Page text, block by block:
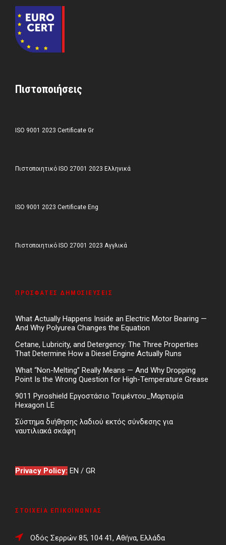
Πιστοποιήσεις
ISO 9001 2023 Certificate Gr
Πιστοποιητικό ISO 27001 2023 Ελληνικά
ISO 9001 2023 Certificate Eng
Πιστοποιητικό ISO 27001 2023 Αγγλικά
ΠΡΌΣΦΑΤΕΣ ΔΗΜΟΣΙΕΎΣΕΙΣ
What Actually Happens Inside an Electric Motor Bearing —
And Why Polyurea Changes the Equation
Cetane, Lubricity, and Detergency: The Three Properties
That Determine How a Diesel Engine Actually Runs
What “Non-Melting” Really Means — And Why Dropping
Point Is the Wrong Question for High-Temperature Grease
9011 Pyroshield Εργοστάσιο Τσιμέντου_Μαρτυρία
Hexagon LE
Σύστημα διήθησης λαδιού εκτός σύνδεσης για
ναυτιλιακά σκάφη
Privacy Policy: EN / GR
ΣΤΟΙΧΕΊΑ ΕΠΙΚΟΙΝΩΝΊΑΣ
Οδός Σερρών 85, 104 41, Αθήνα, Ελλάδα